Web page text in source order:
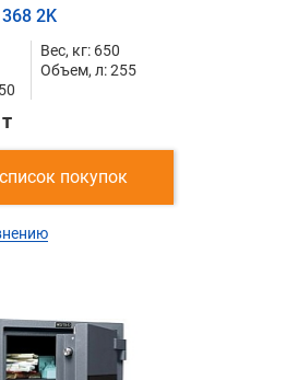
2K
Вес, кг: 650
Объем, л: 255
покупок